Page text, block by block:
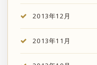
2013年12月
2013年11月